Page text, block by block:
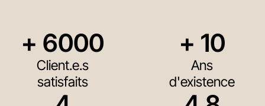
Client.e.s
satisfaits
+ 6000
Ans
d'existence
+ 10